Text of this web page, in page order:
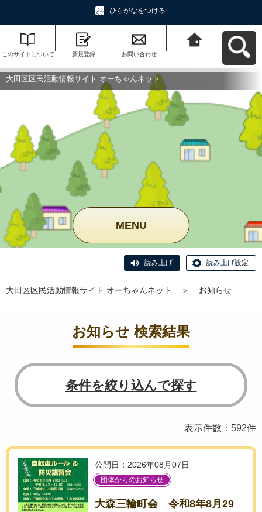
ひらがなをつける
このサイトについて 新規登録 お問い合わせ
ットへ戻る
大田区区民活動情報サイト オーちゃんネット
MENU
読み上げ 読み上げ設定
大田区区民活動情報サイト オーちゃんネット ＞ お知らせ
お知らせ 検索結果
条件を絞り込んで探す
表示件数：592件
公開日：2026年08月07日
団体からのお知らせ
大森三輪町会 令和8年8月29